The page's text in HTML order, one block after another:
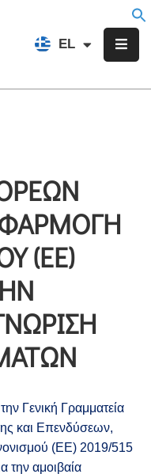
EL
FR
(ΕΕ)
Γενική Γραμματεία
και Επενδύσεων,
(ΕΕ) 2019/515
την αμοιβαία